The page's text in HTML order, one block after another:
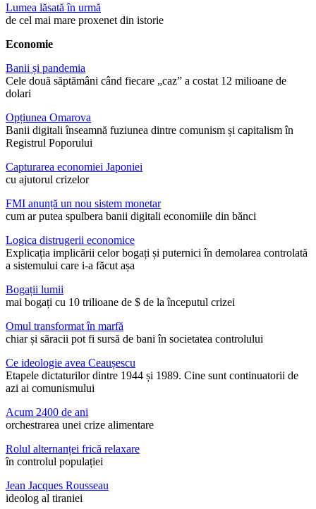
Lumea lăsată în urmă
de cel mai mare proxenet din istorie
Economie
Banii și pandemia
Cele două săptămâni când fiecare „caz” a costat 12 milioane de
dolari
Opțiunea Omarova
Banii digitali înseamnă fuziunea dintre comunism și capitalism în
Registrul Poporului
Capturarea economiei Japoniei
cu ajutorul crizelor
FMI anunță un nou sistem monetar
cum ar putea spulbera banii digitali economiile din bănci
Logica distrugerii economice
Explicația implicării celor bogați și puternici în demolarea controlată
a sistemului care i-a făcut așa
Bogații lumii
mai bogați cu 10 trilioane de $ de la începutul crizei
Omul transformat în marfă
chiar și săracii pot fi sursă de bani în societatea controlului
Ce ideologie avea Ceaușescu
Etapele dictaturilor dintre 1944 și 1989. Cine sunt continuatorii de
azi ai comunismului
Acum 2400 de ani
orchestrarea unei crize alimentare
Rolul alternanței frică relaxare
în controlul populației
Jean Jacques Rousseau
ideolog al tiraniei